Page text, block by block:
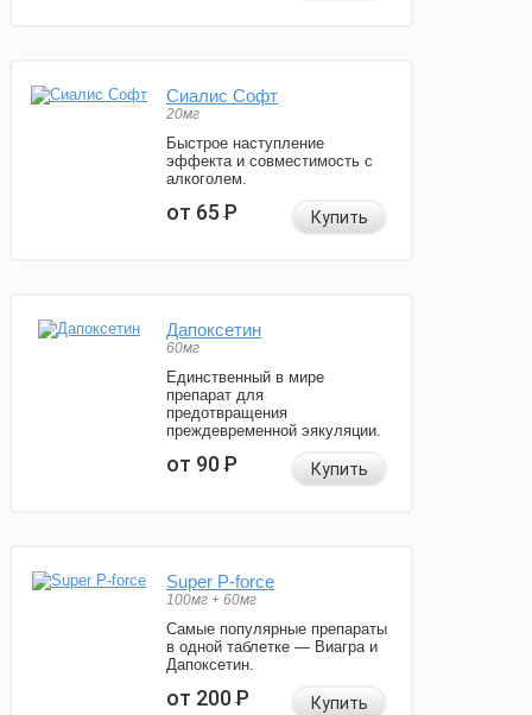
Сиалис Софт
20мг
Быстрое наступление
эффекта и совместимость с
алкоголем.
от 65Р Купить
Дапоксетин
60мг
Единственный в мире
препарат для
предотвращения
преждевременной эякуляции.
от 90Р Купить
Super P-force
100мг + 60мг
Самые популярные препараты
в одной таблетке — Виагра и
Дапоксетин.
от 200Р Купить